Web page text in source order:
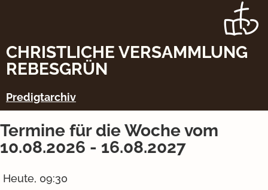
CHRISTLICHE VERSAMMLUNG
REBESGRÜN
Predigtarchiv
Termine für die Woche vom
10.08.2026 - 16.08.2027
Heute, 09:30